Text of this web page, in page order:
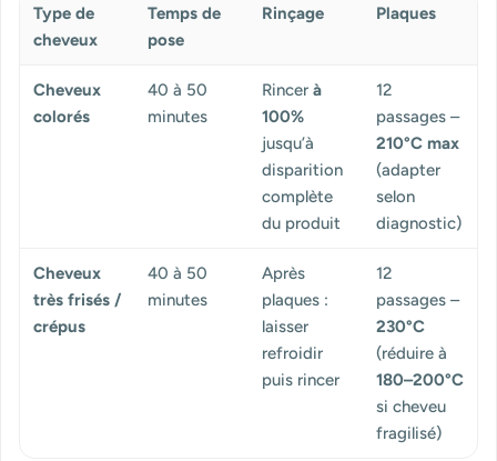
Type de
cheveux
Temps de
pose
Rinçage Plaques
Cheveux
colorés
40 à 50
minutes
Rincer à
100%
jusqu’à
disparition
complète
du produit
12
passages –
210°C max
(adapter
selon
diagnostic)
Cheveux
très frisés /
crépus
40 à 50
minutes
Après
plaques :
laisser
refroidir
puis rincer
12
passages –
230°C
(réduire à
180–200°C
si cheveu
fragilisé)